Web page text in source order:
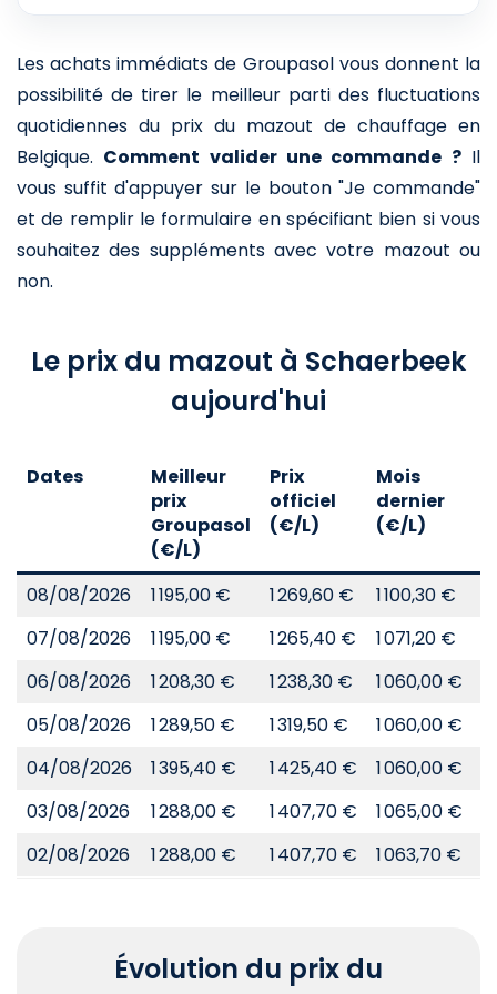
Les achats immédiats de Groupasol vous donnent la
possibilité de tirer le meilleur parti des fluctuations
quotidiennes du prix du mazout de chauffage en
Belgique. Comment valider une commande ?Il
vous suffit d'appuyer sur le bouton "Je commande"
et de remplir le formulaire en spécifiant bien si vous
souhaitez des suppléments avec votre mazout ou
non.
Le prix du mazout à Schaerbeek
aujourd'hui
Dates
Meilleur
prix
Groupasol
(€/L)
Prix
officiel
(€/L)
Mois
dernier
(€/L)
08/08/2026 1 195,00 € 1 269,60 € 1 100,30 €
07/08/2026
1 195,00 € 1 265,40 € 1 071,20 €
06/08/2026
1 208,30 € 1 238,30 € 1 060,00 €
05/08/2026
1 289,50 € 1 319,50 € 1 060,00 €
04/08/2026
1 395,40 € 1 425,40 € 1 060,00 €
03/08/2026
1 288,00 € 1 407,70 € 1 065,00 €
02/08/2026
1 288,00 € 1 407,70 € 1 063,70 €
Évolution du prix du